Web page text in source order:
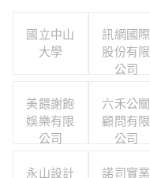
國立中山
大學
訊網國際
股份有限
公司
美餵謝飽
娛樂有限
公司
六禾公關
顧問有限
公司
永山設計
諾司實業